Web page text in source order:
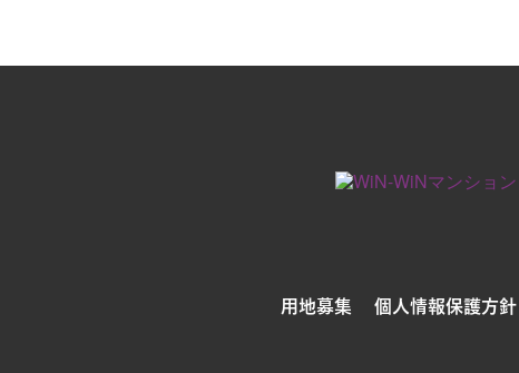
用地募集 個人情報保護方針